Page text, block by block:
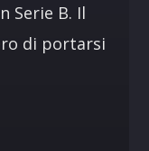
Serie B. Il
di portarsi